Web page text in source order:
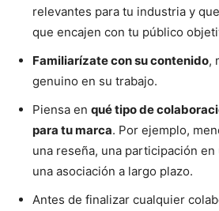
relevantes para tu industria y
que encajen con tu público
Familiarízate con su contenido,
genuino en su trabajo.
Piensa en qué tipo de
para tu marca. Por ejemplo,
una reseña, una participación
una asociación a largo plazo.
Antes de finalizar cualquier